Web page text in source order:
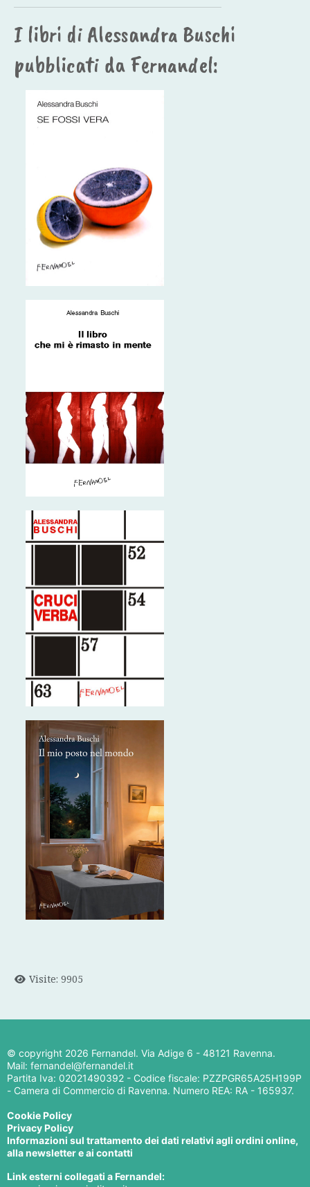
I libri di Alessandra Buschi
pubblicati da Fernandel:
Visite: 9905
© copyright 2026 Fernandel. Via Adige 6 - 48121 Ravenna.
Mail: fernandel@fernandel.it
Partita Iva: 02021490392 - Codice fiscale: PZZPGR65A25H199P
- Camera di Commercio di Ravenna. Numero REA: RA - 165937.
Cookie Policy
Privacy Policy
Informazioni sul trattamento dei dati relativi agli ordini online,
alla newsletter e ai contatti
Link esterni collegati a Fernandel: